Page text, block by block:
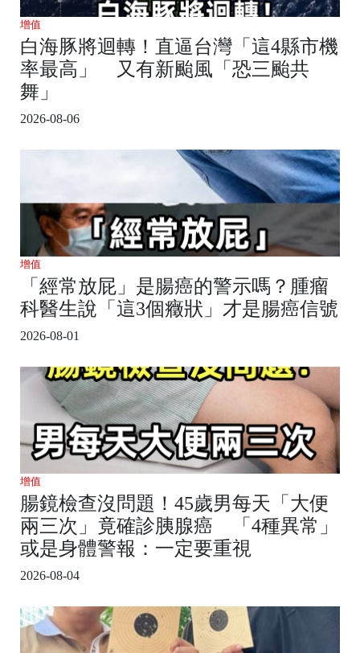
增值
白海豚將迴轉！直逼台灣「這4縣市機
率最高」 又有新颱風「恐三颱共
舞」
2026-08-06
增值
「經常放屁」是腸癌的警示嗎？腫瘤
科醫生說「這3個癥狀」才是腸癌信號
2026-08-01
增值
腸鏡檢查沒問題！45歲男每天「大便
兩三次」竟確診胰腺癌 「4種異常」
或是身體警報：一定要重視
2026-08-04